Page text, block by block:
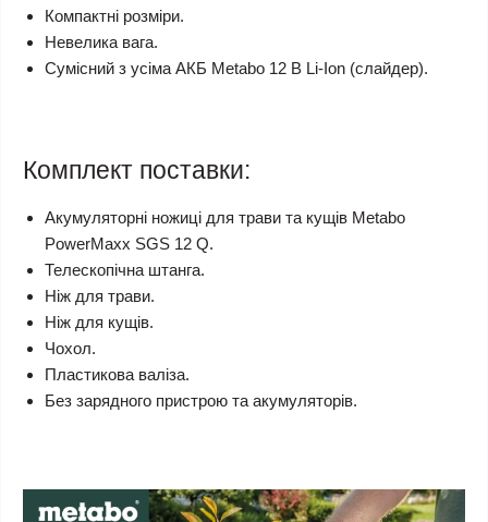
Компактні розміри.
Невелика вага.
Сумісний з усіма АКБ Metabo 12 В Li-Ion (слайдер).
Комплект поставки:
Акумуляторні ножиці для трави та кущів Metabo
PowerMaxx SGS 12 Q.
Телескопічна штанга.
Ніж для трави.
Ніж для кущів.
Чохол.
Пластикова валіза.
Без зарядного пристрою та акумуляторів.